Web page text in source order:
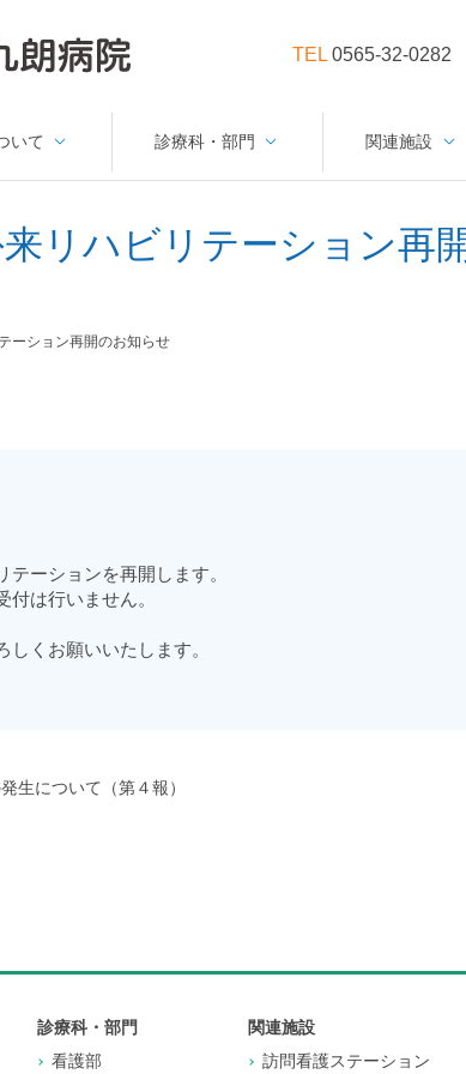
TEL 0565-32-0282
いて 診療科・部門 関連施設
リハビリテーション再
ーション再開のお知らせ
テーションを再開します。
は行いません。
しくお願いいたします。
生について（第４報）
診療科・部門
看護部
関連施設
訪問看護ステーション